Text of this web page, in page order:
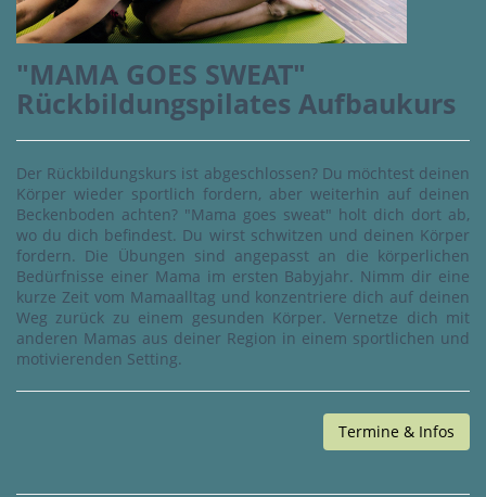
"MAMA GOES SWEAT"
Rückbildungspilates Aufbaukurs
Der Rückbildungskurs ist abgeschlossen? Du möchtest deinen
Körper wieder sportlich fordern, aber weiterhin auf deinen
Beckenboden achten? "Mama goes sweat" holt dich dort ab,
wo du dich befindest. Du wirst schwitzen und deinen Körper
fordern. Die Übungen sind angepasst an die körperlichen
Bedürfnisse einer Mama im ersten Babyjahr. Nimm dir eine
kurze Zeit vom Mamaalltag und konzentriere dich auf deinen
Weg zurück zu einem gesunden Körper. Vernetze dich mit
anderen Mamas aus deiner Region in einem sportlichen und
motivierenden Setting.
Termine & Infos